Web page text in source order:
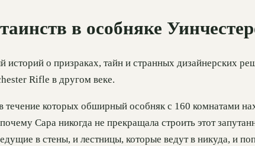
в особняке
о призраках, тайн и странных дизайнерских
Rifle в другом веке.
течение которых обширный особняк с 160 комнатами
Сара никогда не прекращала строить этот
в стены, и лестницы, которые ведут в никуда, и